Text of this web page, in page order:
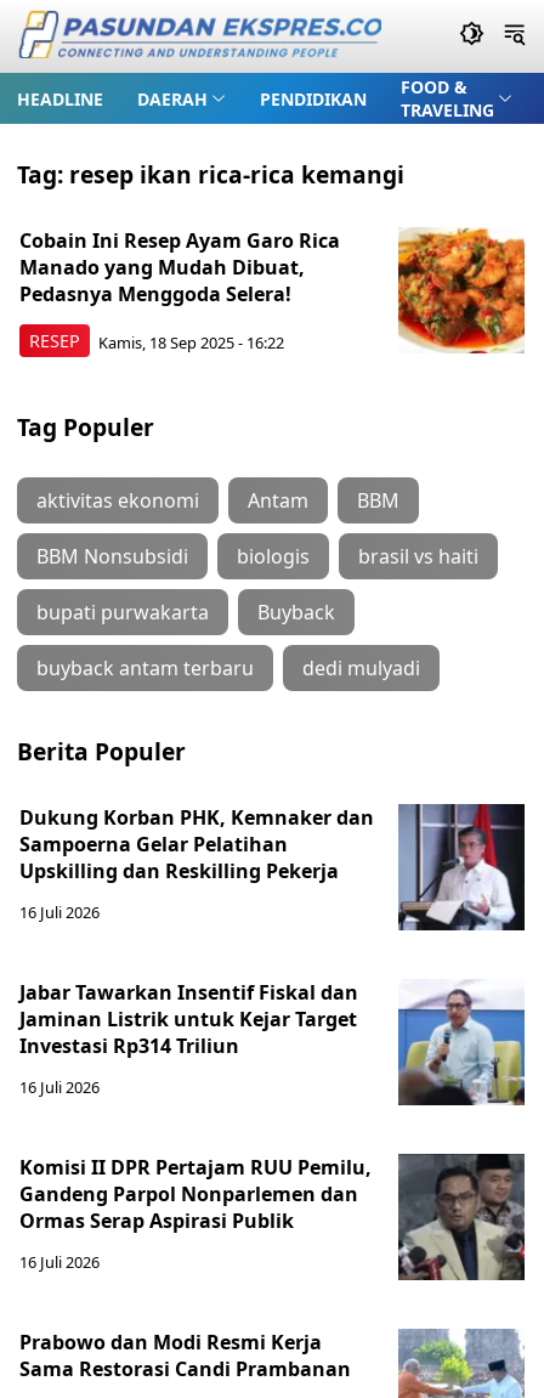
HEADLINE DAERAH PENDIDIKAN
FOOD &
TRAVELING
Tag: resep ikan rica-rica kemangi
RESEP
Cobain Ini Resep Ayam Garo Rica
Manado yang Mudah Dibuat,
Pedasnya Menggoda Selera!
Kamis, 18 Sep 2025 - 16:22
Tag Populer
aktivitas ekonomi Antam BBM
BBM Nonsubsidi biologis brasil vs haiti
bupati purwakarta Buyback
buyback antam terbaru dedi mulyadi
Berita Populer
Dukung Korban PHK, Kemnaker dan
Sampoerna Gelar Pelatihan
Upskilling dan Reskilling Pekerja
16 Juli 2026
Jabar Tawarkan Insentif Fiskal dan
Jaminan Listrik untuk Kejar Target
Investasi Rp314 Triliun
16 Juli 2026
Komisi II DPR Pertajam RUU Pemilu,
Gandeng Parpol Nonparlemen dan
Ormas Serap Aspirasi Publik
16 Juli 2026
Prabowo dan Modi Resmi Kerja
Sama Restorasi Candi Prambanan